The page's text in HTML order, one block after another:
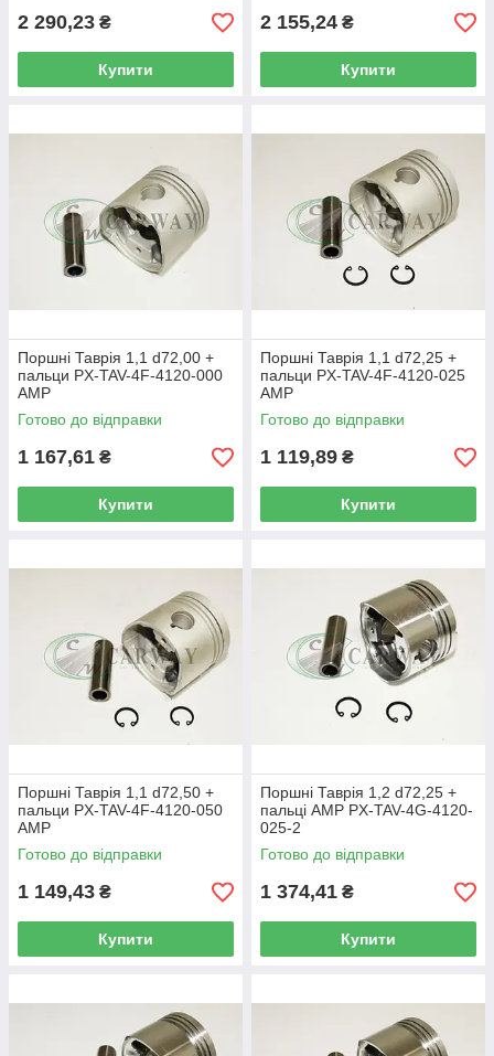
2 290,23 ₴
Купити
2 155,24 ₴
Купити
Поршні Таврія 1,1 d72,00 +
пальци PX-TAV-4F-4120-000
AMP
Готово до відправки
1 167,61 ₴
Купити
Поршні Таврія 1,1 d72,25 +
пальци PX-TAV-4F-4120-025
AMP
Готово до відправки
1 119,89 ₴
Купити
Поршні Таврія 1,1 d72,50 +
пальци PX-TAV-4F-4120-050
AMP
Готово до відправки
1 149,43 ₴
Купити
Поршні Таврія 1,2 d72,25 +
пальці AMP PX-TAV-4G-4120-
025-2
Готово до відправки
1 374,41 ₴
Купити